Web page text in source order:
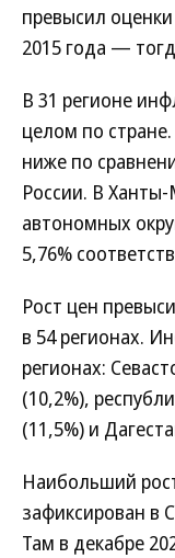
превысил
2015 года —
В 31 регионе
целом по
ниже по
России. В
автономных
5,76%
Рост цен
в 54 регионах.
регионах:
(10,2%),
(11,5%) и
Наибольший
зафиксирован в
Там в декабре